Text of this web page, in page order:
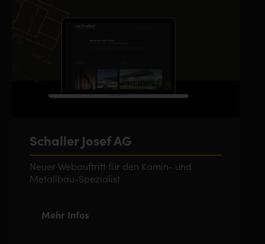
Schaller Josef AG
Neuer Webauftritt für den Kamin- und
Metallbau-Spezialist
Mehr Infos